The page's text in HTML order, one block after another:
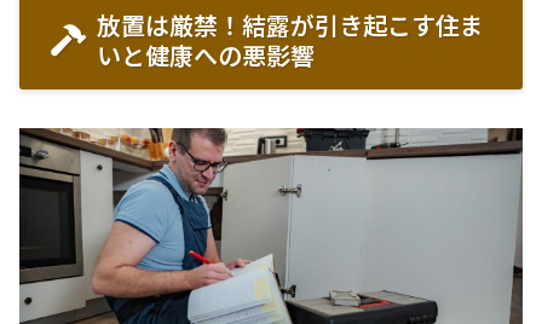
放置は厳禁！結露が引き起こす住ま
いと健康への悪影響